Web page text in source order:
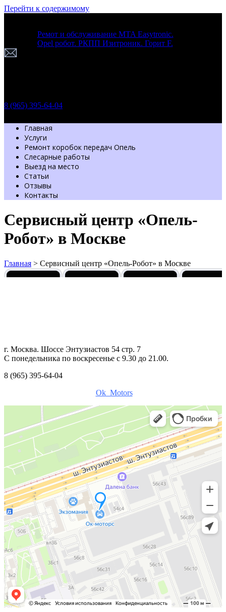
Перейти к содержимому
Ремот и обслуживание MTA Easytronic.
Opel робот. РКПП Изитроник. Горит F.
8 (965) 395-64-04
Главная
Услуги
Ремонт коробок передач Опель
Слесарные работы
Выезд на место
Статьи
Отзывы
Контакты
Сервисный центр «Опель-
Робот» в Москве
Главная > Сервисный центр «Опель-Робот» в Москве
г. Москва. Шоссе Энтузиастов 54 стр. 7
С понедельника по воскресенье c 9.30 до 21.00.
8 (965) 395-64-04
Ok_Motors